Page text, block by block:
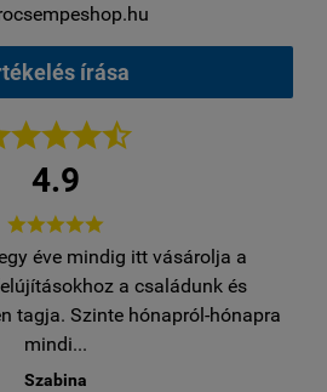
írása

4.9

éve mindig itt vásárolja a
a családunk és
tagja. Szinte hónapról-hónapra
mindi...
Szabina